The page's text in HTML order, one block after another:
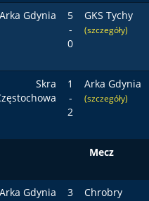
Arka Gdynia
5
-
0
GKS Tychy
(szczegóły)
Skra
1
-
2
Arka Gdynia
(szczegóły)
Mecz
Arka Gdynia
3
Chrobry